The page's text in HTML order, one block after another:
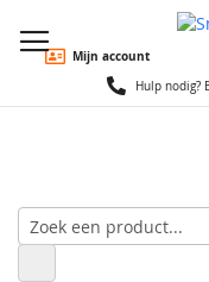
Mijn account
Hulp nodig?